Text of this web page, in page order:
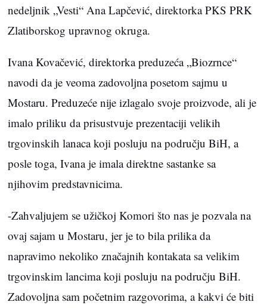
nedeljnik „Vesti“ Ana Lapčević, direktorka PKS PRK
Zlatiborskog upravnog okruga.
Ivana Kovačević, direktorka preduzeća „Biozrnce“
navodi da je veoma zadovoljna posetom sajmu u
Mostaru. Preduzeće nije izlagalo svoje proizvode, ali je
imalo priliku da prisustvuje prezentaciji velikih
trgovinskih lanaca koji posluju na području BiH, a
posle toga, Ivana je imala direktne sastanke sa
njihovim predstavnicima.
-Zahvaljujem se užičkoj Komori što nas je pozvala na
ovaj sajam u Mostaru, jer je to bila prilika da
napravimo nekoliko značajnih kontakata sa velikim
trgovinskim lancima koji posluju na području BiH.
Zadovoljna sam početnim razgovorima, a kakvi će biti